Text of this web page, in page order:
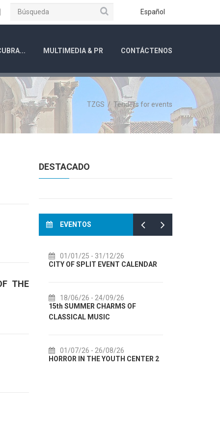
Instagram Español
Búsqueda
MULTIMEDIA & PR CONTÁCTENOS
TZGS / Tenders for events
THE
DESTACADO
EVENTOS
01/01/25- 31/12/26
CITY OF SPLIT EVENT CALENDAR
18/06/26- 24/09/26
15th SUMMER CHARMS OF
CLASSICAL MUSIC
01/07/26- 26/08/26
HORROR IN THE YOUTH CENTER 2